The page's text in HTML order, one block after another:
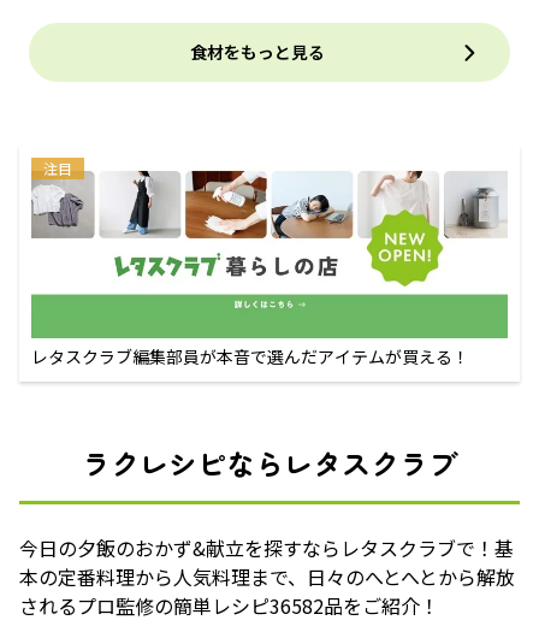
食材をもっと見る
注目
レタスクラブ編集部員が本音で選んだアイテムが買える！
ラクレシピならレタスクラブ
今日の夕飯のおかず&献立を探すならレタスクラブで！基
本の定番料理から人気料理まで、日々のへとへとから解放
されるプロ監修の簡単レシピ36582品をご紹介！